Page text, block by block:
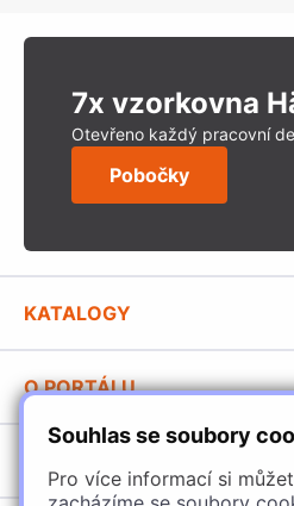
Souhlas se soubory
Pro více informací si
7x vzorkovna
Otevřeno každý pracovní
Pobočky
KATALOGY
Stavební katalog Häfele
Brožury Häfele
O PORTÁLU
Provozovatel portálu
Jak používat portál